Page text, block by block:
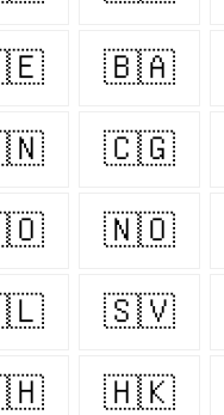
🇧🇦
🇨🇬
🇳🇴
🇸🇻
🇭🇰